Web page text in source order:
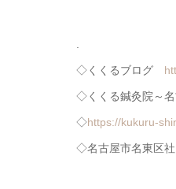
◇くくるブログ
◇くくる鍼灸院～名
◇https://kukuru-
◇名古屋市名東区